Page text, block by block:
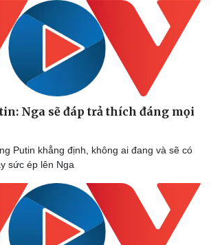
Nga sẽ đáp trả thích đáng mọi
Putin khẳng định, không ai đang và sẽ có
sức ép lên Nga